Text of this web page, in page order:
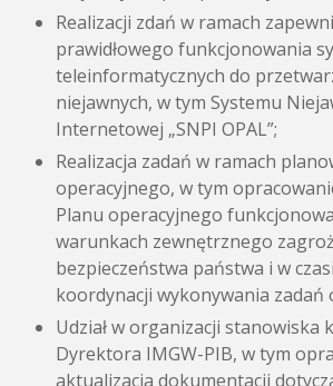
Realizacji zdań w ramach
prawidłowego funkcjonowania
teleinformatycznych do
niejawnych, w tym Systemu
Internetowej „SNPI OPAL”;
Realizacja zadań w ramach
operacyjnego, w tym
Planu operacyjnego
warunkach zewnętrznego
bezpieczeństwa państwa i w
koordynacji wykonywania zadań
Udział w organizacji stanowiska
Dyrektora IMGW-PIB, w tym
aktualizacja dokumentacji